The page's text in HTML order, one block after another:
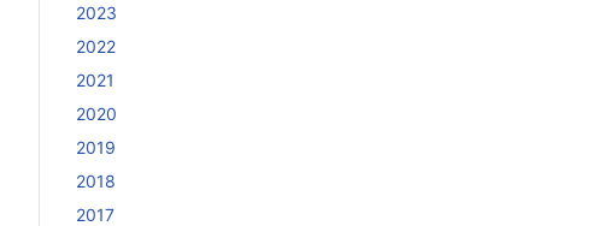
2023
2022
2021
2020
2019
2018
2017